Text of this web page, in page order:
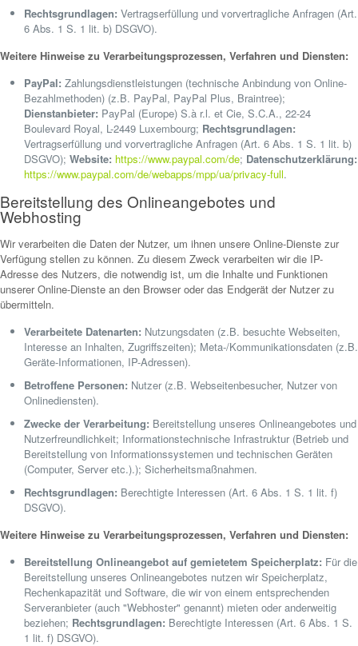
Rechtsgrundlagen: Vertragserfüllung und vorvertragliche Anfragen (Art.
6 Abs. 1 S. 1 lit. b) DSGVO).
Weitere Hinweise zu Verarbeitungsprozessen, Verfahren und Diensten:
PayPal: Zahlungsdienstleistungen (technische Anbindung von Online-
Bezahlmethoden) (z.B. PayPal, PayPal Plus, Braintree);
Dienstanbieter: PayPal (Europe) S.à r.l. et Cie, S.C.A., 22-24
Boulevard Royal, L-2449 Luxembourg; Rechtsgrundlagen:
Vertragserfüllung und vorvertragliche Anfragen (Art. 6 Abs. 1 S. 1 lit. b)
DSGVO); Website: https://www.paypal.com/de; Datenschutzerklärung:
https://www.paypal.com/de/webapps/mpp/ua/privacy-full.
Bereitstellung des Onlineangebotes und
Webhosting
Wir verarbeiten die Daten der Nutzer, um ihnen unsere Online-Dienste zur
Verfügung stellen zu können. Zu diesem Zweck verarbeiten wir die IP-
Adresse des Nutzers, die notwendig ist, um die Inhalte und Funktionen
unserer Online-Dienste an den Browser oder das Endgerät der Nutzer zu
übermitteln.
Verarbeitete Datenarten: Nutzungsdaten (z.B. besuchte Webseiten,
Interesse an Inhalten, Zugriffszeiten); Meta-/Kommunikationsdaten (z.B.
Geräte-Informationen, IP-Adressen).
Betroffene Personen: Nutzer (z.B. Webseitenbesucher, Nutzer von
Onlinediensten).
Zwecke der Verarbeitung: Bereitstellung unseres Onlineangebotes und
Nutzerfreundlichkeit; Informationstechnische Infrastruktur (Betrieb und
Bereitstellung von Informationssystemen und technischen Geräten
(Computer, Server etc.).); Sicherheitsmaßnahmen.
Rechtsgrundlagen: Berechtigte Interessen (Art. 6 Abs. 1 S. 1 lit. f)
DSGVO).
Weitere Hinweise zu Verarbeitungsprozessen, Verfahren und Diensten:
Bereitstellung Onlineangebot auf gemietetem Speicherplatz: Für die
Bereitstellung unseres Onlineangebotes nutzen wir Speicherplatz,
Rechenkapazität und Software, die wir von einem entsprechenden
Serveranbieter (auch "Webhoster" genannt) mieten oder anderweitig
beziehen; Rechtsgrundlagen: Berechtigte Interessen (Art. 6 Abs. 1 S.
1 lit. f) DSGVO).